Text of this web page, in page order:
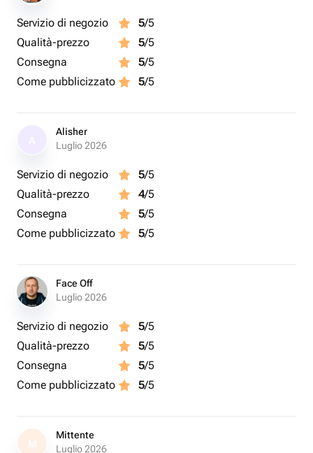
Servizio di negozio 5/5
Qualità-prezzo
5/5
Consegna
5/5
Come pubblicizzato
5/5
Alisher
Luglio 2026
Servizio di negozio 5/5
Qualità-prezzo
4/5
Consegna
5/5
Come pubblicizzato
5/5
Face Off
Luglio 2026
Servizio di negozio 5/5
Qualità-prezzo
5/5
Consegna
5/5
Come pubblicizzato
5/5
M
Mittente
Luglio 2026